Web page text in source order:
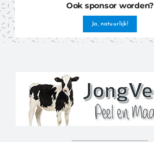
Ook sponsor worden?
Ja, natuurlijk!